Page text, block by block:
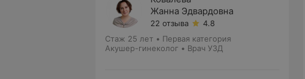
Жанна Эдвардовна
22 отзыва
4.8
Стаж 25 лет • Первая категория
Акушер-гинеколог • Врач УЗД